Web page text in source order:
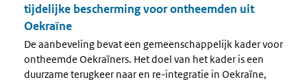
tijdelijke bescherming voor ontheemden uit
Oekraïne
De aanbeveling bevat een gemeenschappelijk kader voor
ontheemde Oekraïners. Het doel van het kader is een
duurzame terugkeer naar en re-integratie in Oekraïne,